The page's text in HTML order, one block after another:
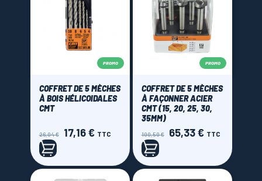
PROMO
COFFRET DE 5 MÈCHES
À BOIS HÉLICOIDALES
CMT
Prix
de
base
26,04 € Prix
17,16 € TTC
PROMO
COFFRET DE 5 MÈCHES
À FAÇONNER ACIER
CMT (15, 20, 25, 30,
35MM)
Prix
de
base
100,50 € Prix
65,33 € TTC